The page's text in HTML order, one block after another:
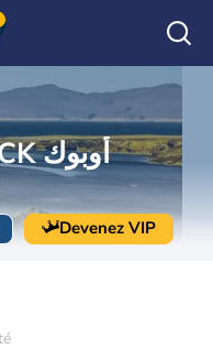
METEO OBOCK أوبوك
Devenez VIP